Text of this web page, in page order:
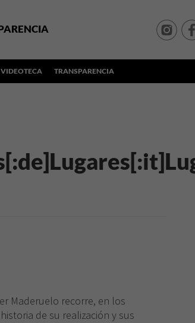
VIDEOTECA TRANSPARENCIA
Maderuelo recorre, en los
de su realización y sus